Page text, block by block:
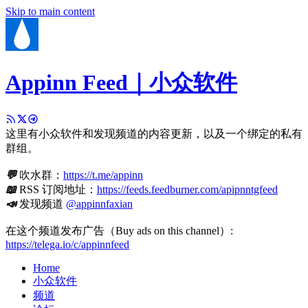
Skip to main content
Appinn Feed｜小众软件
这里有小众软件和发现频道的内容更新，以及一个绑定的私有
群组。
💬吹水群： https://t.me/appinn
📖RSS 订阅地址： https://feeds.feedburner.com/apipnntgfeed
📣发现频道 @appinnfaxian
在这个频道发布广告（Buy ads on this channel）:
https://telega.io/c/appinnfeed
Home
小众软件
频道